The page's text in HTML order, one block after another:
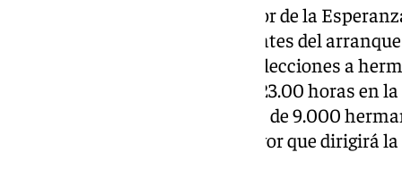
Las elecciones a hermano mayor de la
acontecimientos más importantes del
Sevilla. La hermandad celebra elecciones a
junio desde las 17.00 hasta las 23.00 horas en
calle Pureza de Triana. Los más de 9.000
elegirán el futuro hermano mayor que dirigirá